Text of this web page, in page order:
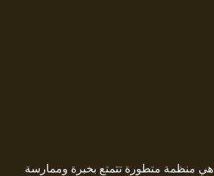
شركة Square Deal هي منظمة متطورة تتمتع بخبرة وممارسة